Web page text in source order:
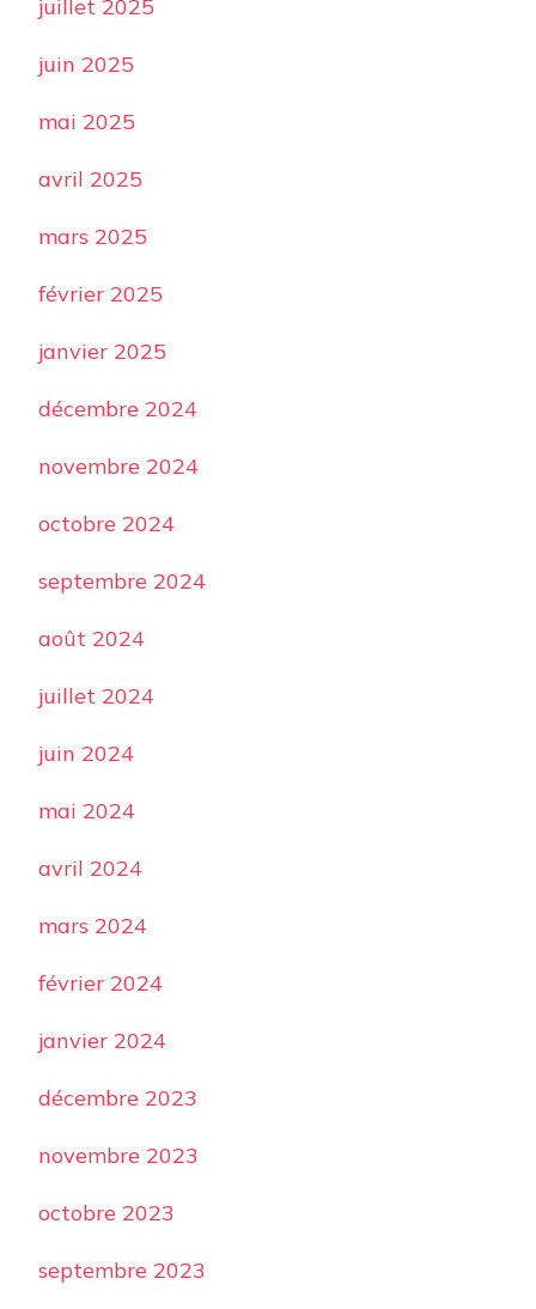
juillet 2025
juin 2025
mai 2025
avril 2025
mars 2025
février 2025
janvier 2025
décembre 2024
novembre 2024
octobre 2024
septembre 2024
août 2024
juillet 2024
juin 2024
mai 2024
avril 2024
mars 2024
février 2024
janvier 2024
décembre 2023
novembre 2023
octobre 2023
septembre 2023